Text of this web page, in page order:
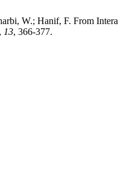
W.; Hanif, F. From
, 13, 366-377.